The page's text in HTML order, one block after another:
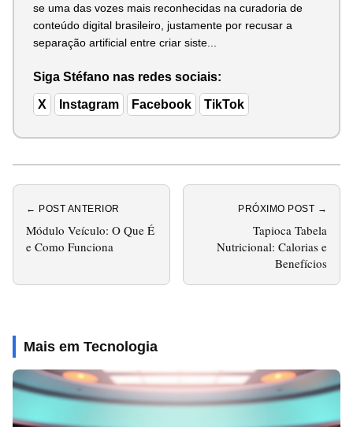
se uma das vozes mais reconhecidas na curadoria de
conteúdo digital brasileiro, justamente por recusar a
separação artificial entre criar siste...
Siga Stéfano nas redes sociais:
X Instagram Facebook TikTok
← POST ANTERIOR
Módulo Veículo: O Que É
e Como Funciona
PRÓXIMO POST →
Tapioca Tabela
Nutricional: Calorias e
Benefícios
Mais em Tecnologia